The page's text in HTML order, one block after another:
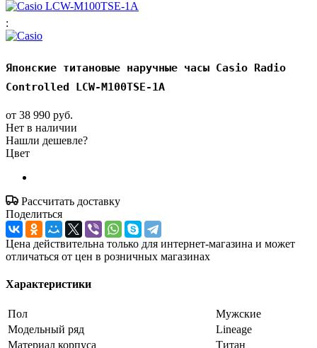
:
Японские титановые наручные часы Casio Radio
Controlled LCW-M100TSE-1A
от 38 990 руб.
Нет в наличии
Нашли дешевле?
Цвет
Рассчитать доставку
Поделиться
Цена действительна только для интернет-магазина и может
отличаться от цен в розничных магазинах
Характеристики
Пол
Мужские
Модельный ряд
Lineage
Материал корпуса
Титан